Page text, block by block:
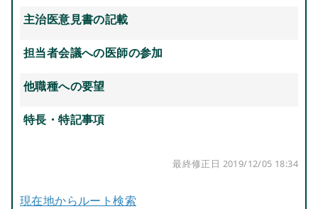
主治医意見書の記載
担当者会議への医師の参加
他職種への要望
特長・特記事項
最終修正日 2019/12/05 18:34
現在地からルート検索